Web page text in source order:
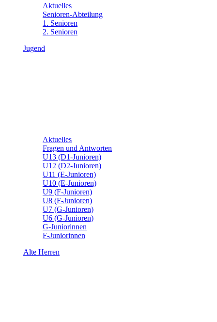
Aktuelles
Senioren-Abteilung
1. Senioren
2. Senioren
Jugend
Aktuelles
Fragen und Antworten
U13 (D1-Junioren)
U12 (D2-Junioren)
U11 (E-Junioren)
U10 (E-Junioren)
U9 (F-Junioren)
U8 (F-Junioren)
U7 (G-Junioren)
U6 (G-Junioren)
G-Juniorinnen
F-Juniorinnen
Alte Herren